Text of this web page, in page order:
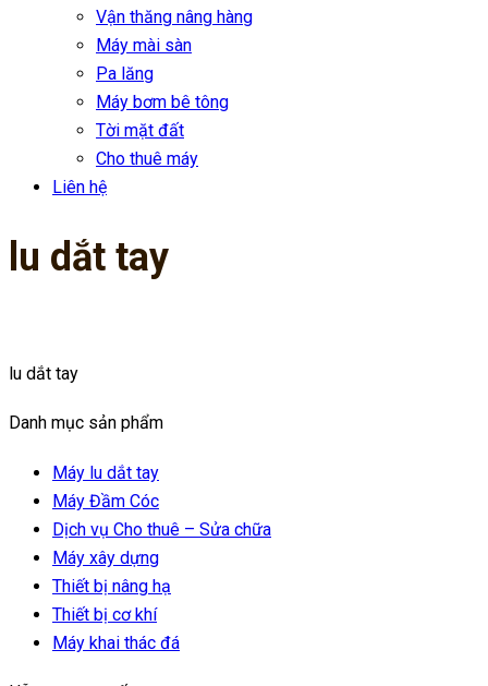
Vận thăng nâng hàng
Máy mài sàn
Pa lăng
Máy bơm bê tông
Tời mặt đất
Cho thuê máy
Liên hệ
lu dắt tay
lu dắt tay
Danh mục sản phẩm
Máy lu dắt tay
Máy Đầm Cóc
Dịch vụ Cho thuê – Sửa chữa
Máy xây dựng
Thiết bị nâng hạ
Thiết bị cơ khí
Máy khai thác đá